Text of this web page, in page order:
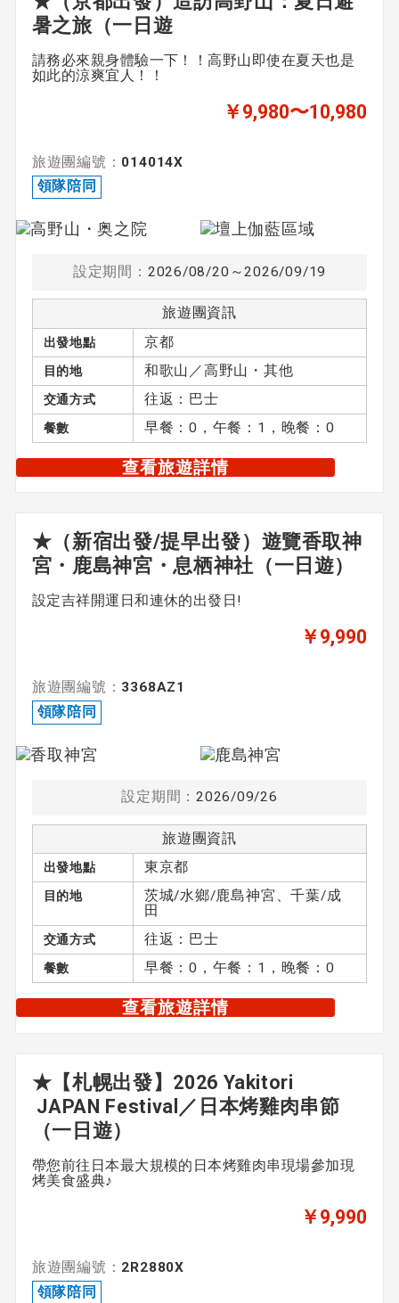
暑之旅（一日遊
請務必來親身體驗一下！！高野山即使在夏天也是
如此的涼爽宜人！！
￥9,980〜10,980
旅遊團編號： 014014X
領隊陪同
設定期間： 2026/08/20～2026/09/19
旅遊團資訊
出發地點 京都
目的地 和歌山／高野山・其他
交通方式 往返：巴士
餐數 早餐：0，午餐：1，晚餐：0
查看旅遊詳情
★（新宿出發/提早出發）遊覽香取神
宮・鹿島神宮・息栖神社（一日遊）
設定吉祥開運日和連休的出發日!
￥9,990
旅遊團編號： 3368AZ1
領隊陪同
設定期間：2026/09/26
旅遊團資訊
出發地點 東京都
目的地
茨城/水鄉/鹿島神宮、千葉/成
田
交通方式 往返：巴士
餐數 早餐：0，午餐：1，晚餐：0
查看旅遊詳情
★【札幌出發】2026 Yakitori
JAPAN Festival／日本烤雞肉串節
（一日遊）
帶您前往日本最大規模的日本烤雞肉串現場參加現
烤美食盛典♪
￥9,990
旅遊團編號： 2R2880X
領隊陪同